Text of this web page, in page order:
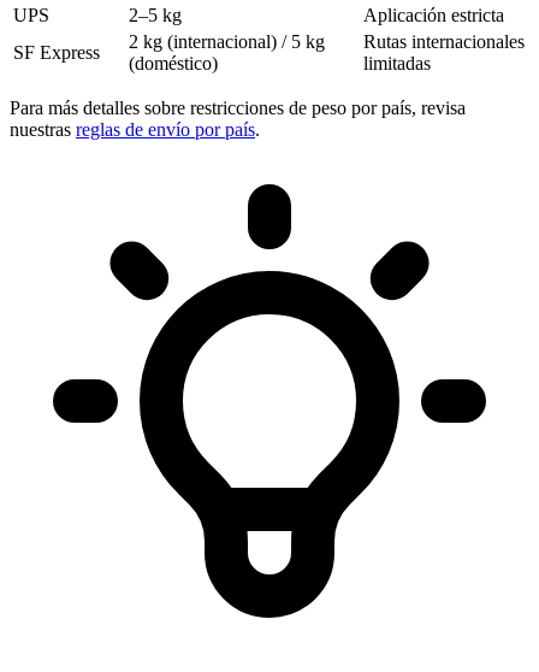
UPS
2–5 kg
Aplicación estricta
SF Express
2 kg (internacional) / 5 kg
(doméstico)
Rutas internacionales
limitadas
Para más detalles sobre restricciones de peso por país, revisa
nuestras reglas de envío por país.